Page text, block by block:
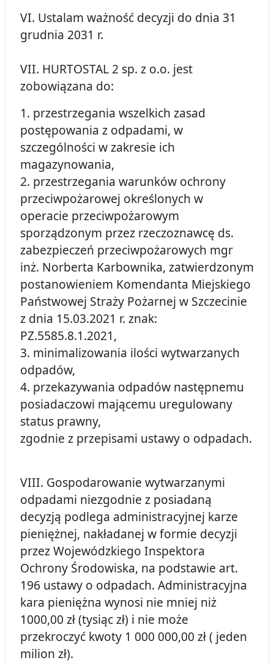
VI. Ustalam ważność decyzji do dnia 31
grudnia 2031 r.
VII. HURTOSTAL 2 sp. z o.o. jest
zobowiązana do:
1. przestrzegania wszelkich zasad
postępowania z odpadami, w
szczególności w zakresie ich
magazynowania,
2. przestrzegania warunków ochrony
przeciwpożarowej określonych w
operacie przeciwpożarowym
sporządzonym przez rzeczoznawcę ds.
zabezpieczeń przeciwpożarowych mgr
inż. Norberta Karbownika, zatwierdzonym
postanowieniem Komendanta Miejskiego
Państwowej Straży Pożarnej w Szczecinie
z dnia 15.03.2021 r. znak:
PZ.5585.8.1.2021,
3. minimalizowania ilości wytwarzanych
odpadów,
4. przekazywania odpadów następnemu
posiadaczowi mającemu uregulowany
status prawny,
zgodnie z przepisami ustawy o odpadach.
VIII. Gospodarowanie wytwarzanymi
odpadami niezgodnie z posiadaną
decyzją podlega administracyjnej karze
pieniężnej, nakładanej w formie decyzji
przez Wojewódzkiego Inspektora
Ochrony Środowiska, na podstawie art.
196 ustawy o odpadach. Administracyjna
kara pieniężna wynosi nie mniej niż
1000,00 zł (tysiąc zł) i nie może
przekroczyć kwoty 1 000 000,00 zł ( jeden
milion zł).